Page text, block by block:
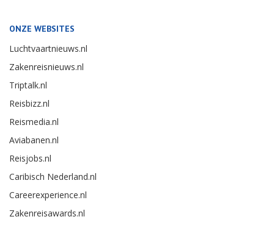
ONZE WEBSITES
Luchtvaartnieuws.nl
Zakenreisnieuws.nl
Triptalk.nl
Reisbizz.nl
Reismedia.nl
Aviabanen.nl
Reisjobs.nl
Caribisch Nederland.nl
Careerexperience.nl
Zakenreisawards.nl